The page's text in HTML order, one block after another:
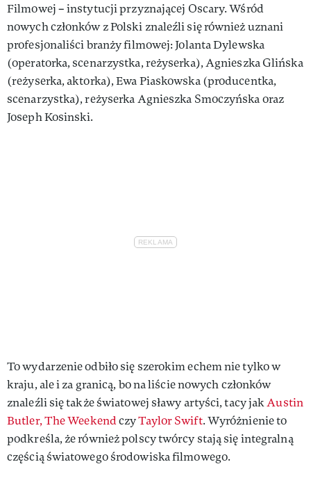
Filmowej – instytucji przyznającej Oscary. Wśród
nowych członków z Polski znaleźli się również uznani
profesjonaliści branży filmowej: Jolanta Dylewska
(operatorka, scenarzystka, reżyserka), Agnieszka Glińska
(reżyserka, aktorka), Ewa Piaskowska (producentka,
scenarzystka), reżyserka Agnieszka Smoczyńska oraz
Joseph Kosinski.
To wydarzenie odbiło się szerokim echem nie tylko w
kraju, ale i za granicą, bo na liście nowych członków
znaleźli się także światowej sławy artyści, tacy jakAustin
Butler,The WeekendczyTaylor Swift. Wyróżnienie to
podkreśla, że również polscy twórcy stają się integralną
częścią światowego środowiska filmowego.